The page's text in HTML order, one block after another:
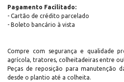
Pagamento Facilitado:
- Cartão de crédito parcelado
- Boleto bancário à vista
Compre com segurança e qualidade
agrícola, tratores, colheitadeiras entre
Peças de reposição para manutenção
desde o plantio até a colheita.